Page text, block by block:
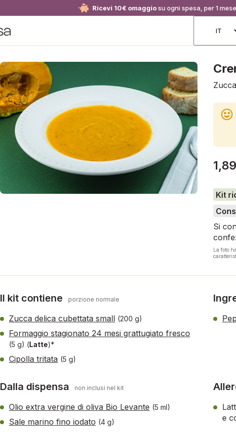
Ricevi 10€ omaggiosu ogni spesa, per 1
Kit
Si
La foto
Il kit contiene porzione normale
Zucca delica cubettata small (200 g)
Formaggio stagionato 24 mesi grattugiato fresco
(5 g) (Latte)*
Cipolla tritata (5 g)
Dalla dispensa non inclusi nel kit
Olio extra vergine di oliva Bio Levante (5 ml)
Sale marino fino iodato (4 g)
e